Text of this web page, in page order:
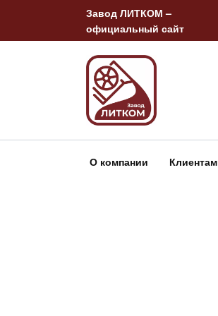
содержанию
Завод ЛИТКОМ –
официальный сайт
О компании Клиентам